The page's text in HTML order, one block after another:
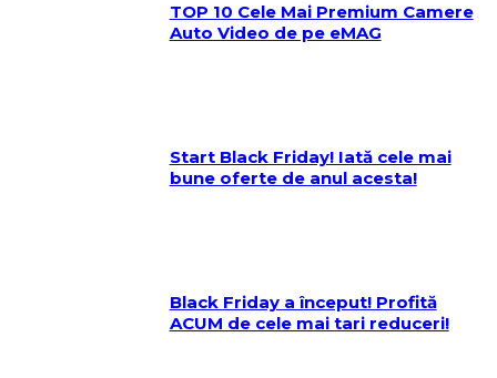
TOP 10 Cele Mai Premium Camere
Auto Video de pe eMAG
Start Black Friday! Iată cele mai
bune oferte de anul acesta!
Black Friday a început! Profită
ACUM de cele mai tari reduceri!